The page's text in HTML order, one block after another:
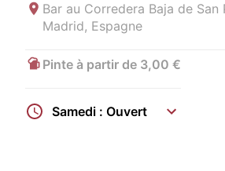
Bar au Corredera Baja de San
Madrid, Espagne
Pinte à partir de 3,00 €
Samedi : Ouvert